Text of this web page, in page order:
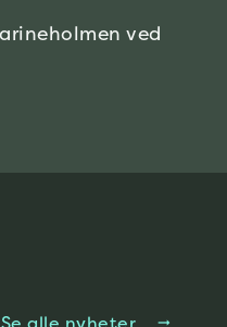
arrow_right_alt